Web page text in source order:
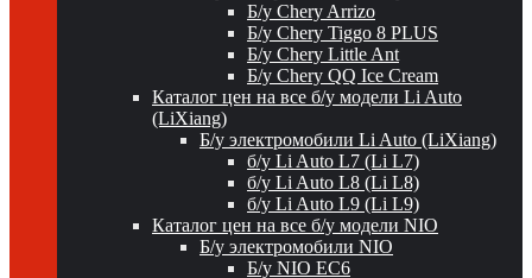
Б/у Chery Arrizo
Б/у Chery Tiggo 8 PLUS
Б/у Chery Little Ant
Б/у Chery QQ Ice Cream
Каталог цен на все б/у модели Li Auto
(LiXiang)
Б/у электромобили Li Auto (LiXiang)
б/у Li Auto L7 (Li L7)
б/у Li Auto L8 (Li L8)
б/у Li Auto L9 (Li L9)
Каталог цен на все б/у модели NIO
Б/у электромобили NIO
Б/у NIO EC6